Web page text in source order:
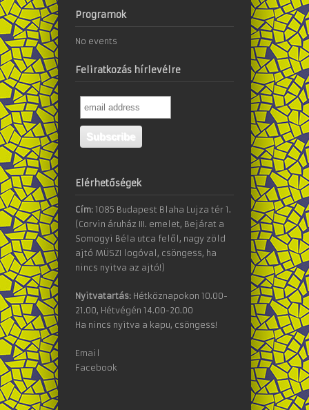
Programok
No events
Feliratkozás hírlevélre
Elérhetőségek
Cím: 1085 Budapest Blaha Lujza tér 1.
(Corvin áruház III. emelet, Bejárat a
Somogyi Béla utca felől, nagy zöld
ajtó MÜSZI logóval, csöngess, ha
nincs nyitva az ajtó!)
Nyitvatartás: Hétköznapokon 10.00-
21.00, Hétvégén 14.00-20.00
Ha nincs nyitva a kapu, csöngess!
Email
Facebook